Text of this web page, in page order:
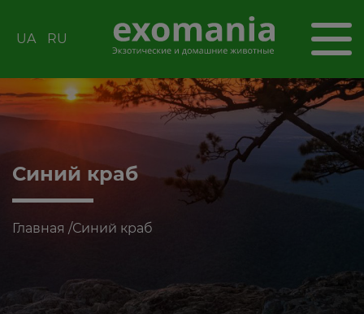
UA RU
Синий краб
Главная /Синий краб